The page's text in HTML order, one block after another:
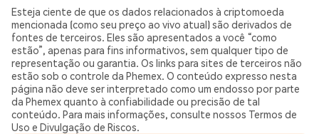
Esteja ciente de que os dados relacionados à criptomoeda
mencionada (como seu preço ao vivo atual) são derivados de
fontes de terceiros. Eles são apresentados a você “como
estão”, apenas para fins informativos, sem qualquer tipo de
representação ou garantia. Os links para sites de terceiros não
estão sob o controle da Phemex. O conteúdo expresso nesta
página não deve ser interpretado como um endosso por parte
da Phemex quanto à confiabilidade ou precisão de tal
conteúdo. Para mais informações, consulte nossos Termos de
Uso e Divulgação de Riscos.